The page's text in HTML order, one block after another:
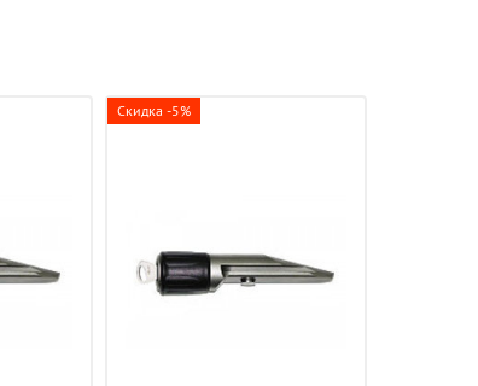
Скидка -5%